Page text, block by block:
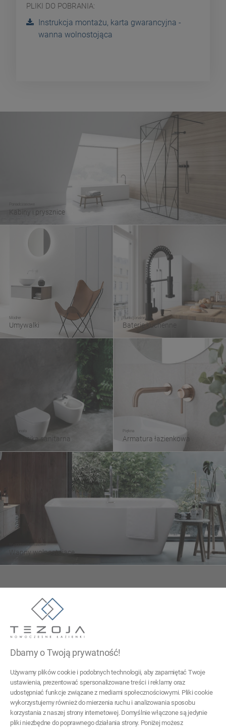
PLIKI DO POBRANIA:
Instrukcja montażu, karta gwarancyjna -
wanna wolnostojąca
Ponadczasowe
Kabiny i prysznice
Modne
Umywalki
Funkcjonalne
Baterie kuchenne
Wygodne i luksusowe
Wanny wolnostojące
Doskonała
Ceramika sanitarna
Piękna
Armatura łazienkowa
03-017 Warszawa
tezoja@gmail.com
Pomoc
Dbamy o Twoją prywatność!
Używamy plików cookie i podobnych technologii, aby zapamiętać Twoje
ustawienia, prezentować spersonalizowane treści i reklamy oraz
udostępniać funkcje związane z mediami społecznościowymi. Pliki cookie
wykorzystujemy również do mierzenia ruchu i analizowania sposobu
korzystania z naszej strony internetowej. Domyślnie włączone są jedynie
pliki niezbędne do poprawnego działania strony. Poniżej możesz